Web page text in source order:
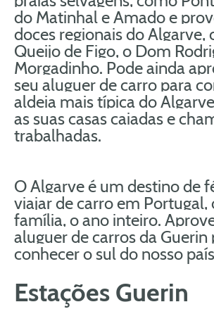
do Matinhal e Amado e
doces regionais do Algarve,
Queijo de Figo, o Dom
Morgadinho. Pode ainda
seu aluguer de carro para
aldeia mais típica do
as suas casas caiadas e
trabalhadas.
O Algarve é um destino de
viajar de carro em Portugal,
família, o ano inteiro.
aluguer de carros da Guerin
conhecer o sul do nosso
Estações Guerin